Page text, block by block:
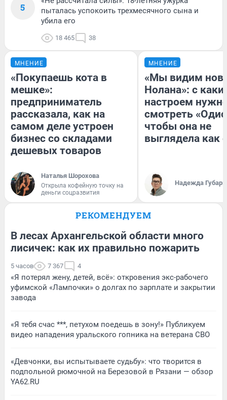
5
пыталась успокоить трехмесячного сына и
убила его
18 465 38
МНЕНИЕ
«Покупаешь кота в
мешке»:
предприниматель
рассказала, как на
самом деле устроен
бизнес со складами
дешевых товаров
Наталья Шорохова
Открыла кофейную точку на
деньги соцразвития
МНЕНИЕ
«Мы видим
Нолана»: с
настроем
смотреть
чтобы она не
выглядела как
Надежда Губарь
РЕКОМЕНДУЕМ
В лесах Архангельской области много
лисичек: как их правильно пожарить
5 часов 7 367 4
«Я потерял жену, детей, всё»: откровения экс-рабочего
уфимской «Лампочки» о долгах по зарплате и закрытии
завода
«Я тебя счас ***, петухом поедешь в зону!» Публикуем
видео нападения уральского гопника на ветерана СВО
«Девчонки, вы испытываете судьбу»: что творится в
подпольной рюмочной на Березовой в Рязани — обзор
YA62.RU